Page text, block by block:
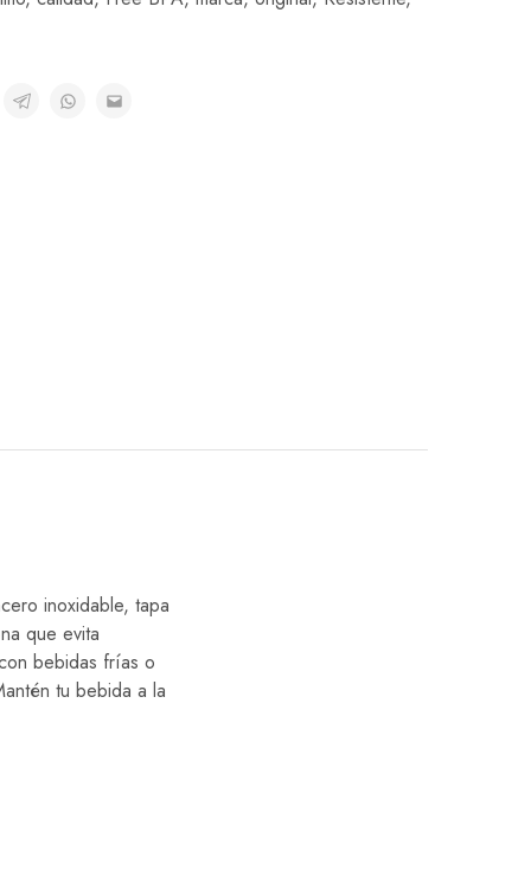
inoxidable, tapa
que evita
bebidas frías o
tu bebida a la